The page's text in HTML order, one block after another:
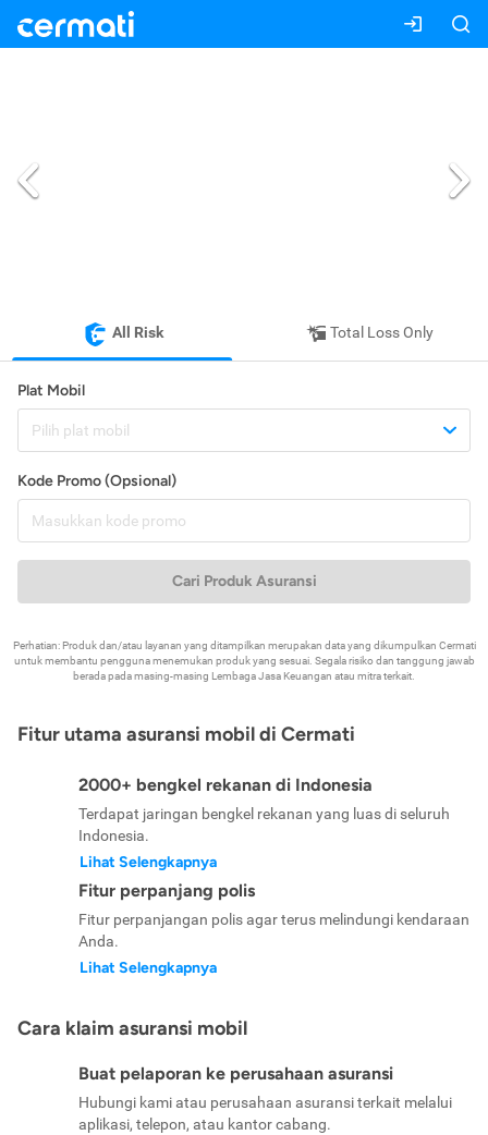
All Risk Total Loss Only
Plat Mobil
Pilih plat mobil
Kode Promo (Opsional)
Cari Produk Asuransi
Perhatian: Produk dan/atau layanan yang ditampilkan merupakan data yang dikumpulkan Cermati
untuk membantu pengguna menemukan produk yang sesuai. Segala risiko dan tanggung jawab
berada pada masing-masing Lembaga Jasa Keuangan atau mitra terkait.
Fitur utama asuransi mobil di Cermati
2000+ bengkel rekanan di Indonesia
Terdapat jaringan bengkel rekanan yang luas di seluruh
Indonesia.
Lihat Selengkapnya
Fitur perpanjang polis
Fitur perpanjangan polis agar terus melindungi kendaraan
Anda.
Lihat Selengkapnya
Cara klaim asuransi mobil
Buat pelaporan ke perusahaan asuransi
Hubungi kami atau perusahaan asuransi terkait melalui
aplikasi, telepon, atau kantor cabang.